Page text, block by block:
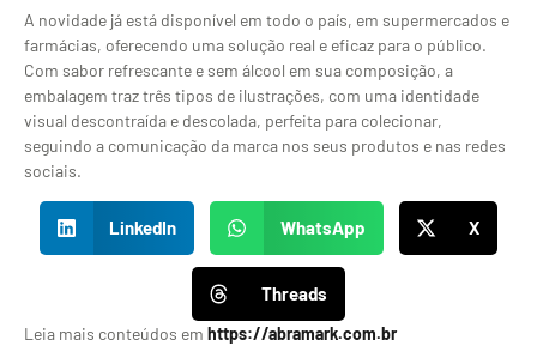
A novidade já está disponível em todo o país, em supermercados e
farmácias, oferecendo uma solução real e eficaz para o público.
Com sabor refrescante e sem álcool em sua composição, a
embalagem traz três tipos de ilustrações, com uma identidade
visual descontraída e descolada, perfeita para colecionar,
seguindo a comunicação da marca nos seus produtos e nas redes
sociais.
LinkedIn WhatsApp X
Threads
Leia mais conteúdos em https://abramark.com.br